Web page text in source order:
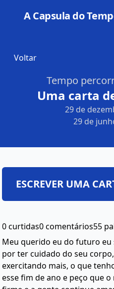
A Capsula do
Voltar
Tempo
Uma carta
29 de
29 de
0 curtidas0 comentários55
Meu querido eu do futuro
por ter cuidado do seu
exercitando mais, o que
esse fim de ano e peço que
ESCREVER UMA